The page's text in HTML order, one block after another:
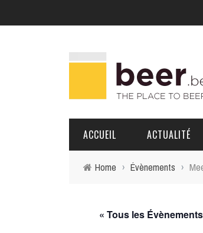
ACCUEIL ACTUALITÉ
Home › Évènements ›
« Tous les Évènements